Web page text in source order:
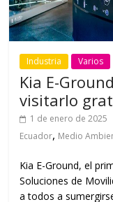
Industria Varios
Kia E-
visitarlo
1 de enero de 2025
Ecuador, Medio
Kia E-Ground, el
Soluciones de
a todos a